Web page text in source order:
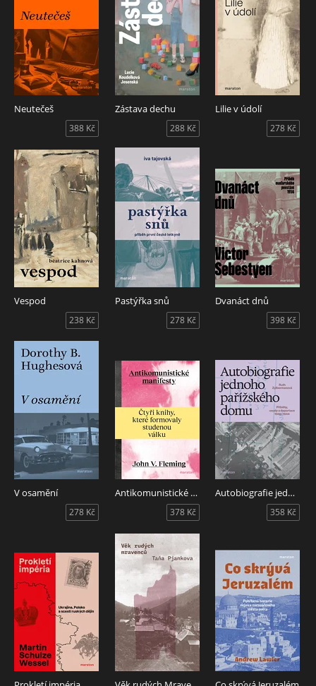
Neutečeš
388 Kč
Zástava dechu
288 Kč
Lilie v údolí
278 Kč
Vespod
238 Kč
Pastýřka snů
278 Kč
Dvanáct dnů
398 Kč
V osamění
278 Kč
Antikomunistické manifesty
378 Kč
Autobiografie jednoho pařížského domu
358 Kč